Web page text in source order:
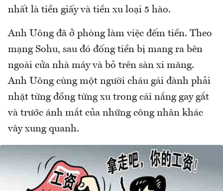
nhất là tiền giấy và tiền xu loại 5 hào.
Anh Uông đã ở phòng làm việc đếm tiền. Theo
mạng Sohu, sau đó đống tiền bị mang ra bên
ngoài cửa nhà máy và bỏ trên sàn xi măng.
Anh Uông cùng một người cháu gái đành phải
nhặt từng đồng từng xu trong cái nắng gay gắt
và trước ánh mắt của những công nhân khác
vây xung quanh.